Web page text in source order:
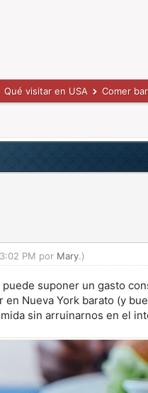
Qué visitar en USA Comer
PM por Mary.)
suponer un gasto
Nueva York barato (y
sin arruinarnos en el